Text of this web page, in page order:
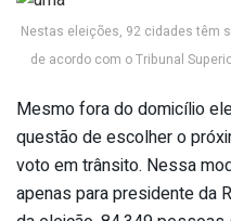
Nestas eleições, 92 cidades têm
de acordo com o Tribunal
Mesmo fora do domicílio
questão de escolher o
voto em trânsito. Nessa
apenas para presidente da